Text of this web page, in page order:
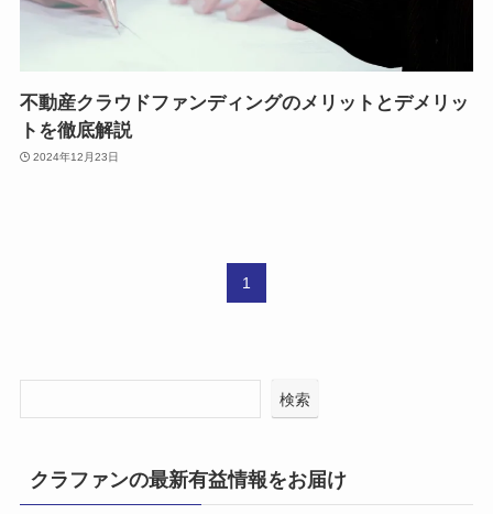
不動産クラウドファンディングのメリットとデメリッ
トを徹底解説
2024年12月23日
1
検索
クラファンの最新有益情報をお届け